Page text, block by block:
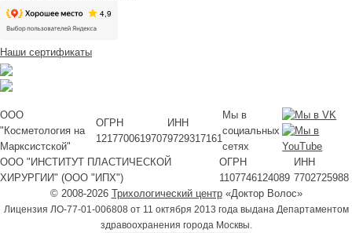
Наши сертификаты
ООО
"Косметология на
Марксистской"
ОГРН
1217700619707
ИНН
9729317161
Мы в
социальных
сетях
ООО "ИНСТИТУТ ПЛАСТИЧЕСКОЙ
ХИРУРГИИ" (ООО "ИПХ")
ОГРН
1107746124089
ИНН
7702725988
© 2008-2026 Трихологический центр«Доктор Волос»
Лицензия ЛО-77-01-006808 от 11 октября 2013 года выдана Департаментом
здравоохранения города Москвы.